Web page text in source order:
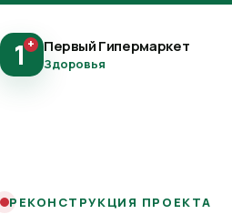
1+ Первый Гипермаркет
Здоровья
РЕКОНСТРУКЦИЯ ПРОЕКТА